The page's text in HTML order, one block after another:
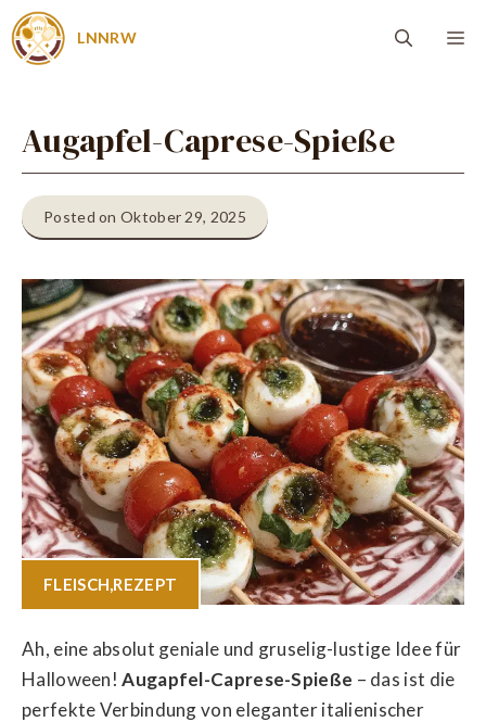
Zum
Inhalt
LNNRW
Augapfel-Caprese-Spieße
Posted on Oktober 29, 2025
FLEISCH,REZEPT
Ah, eine absolut geniale und gruselig-lustige Idee für
Halloween!Augapfel-Caprese-Spieße – das ist die
perfekte Verbindung von eleganter italienischer